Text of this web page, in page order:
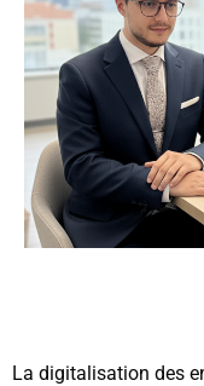
La digitalisation des